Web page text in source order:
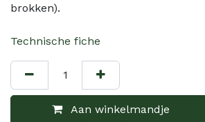
brokken).
Technische fiche
Aan winkelmandje